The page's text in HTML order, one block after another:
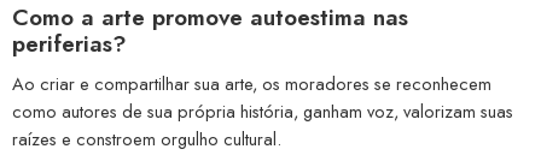
Como a arte promove autoestima nas
periferias?
Ao criar e compartilhar sua arte, os moradores se reconhecem
como autores de sua própria história, ganham voz, valorizam suas
raízes e constroem orgulho cultural.